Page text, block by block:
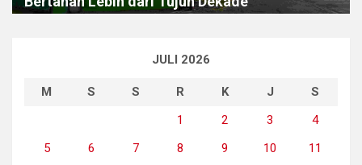
JULI 2026
M S S R K J
S
1
2 3
4
5
6 7 8 9 10
11